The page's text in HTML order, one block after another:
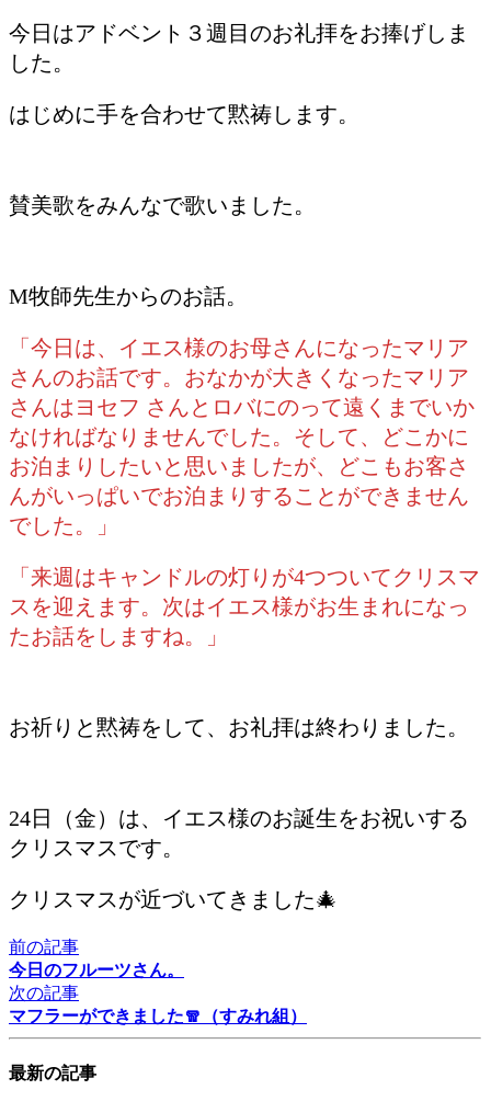
今日はアドベント３週目のお礼拝をお捧げしま
した。
はじめに手を合わせて黙祷します。
賛美歌をみんなで歌いました。
M牧師先生からのお話。
「今日は、イエス様のお母さんになったマリア
さんのお話です。おなかが大きくなったマリア
さんはヨセフ さんとロバにのって遠くまでいか
なければなりませんでした。そして、どこかに
お泊まりしたいと思いましたが、どこもお客さ
んがいっぱいでお泊まりすることができません
でした。」
「来週はキャンドルの灯りが4つついてクリスマ
スを迎えます。次はイエス様がお生まれになっ
たお話をしますね。」
お祈りと黙祷をして、お礼拝は終わりました。
24日（金）は、イエス様のお誕生をお祝いする
クリスマスです。
クリスマスが近づいてきました🎄
前の記事
今日のフルーツさん。
次の記事
マフラーができました🧣（すみれ組）
最新の記事